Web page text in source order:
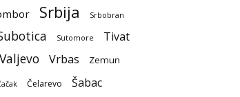
Srbija Srbobran
Sutomore Tivat
Valjevo Vrbas Zemun
Čelarevo Šabac